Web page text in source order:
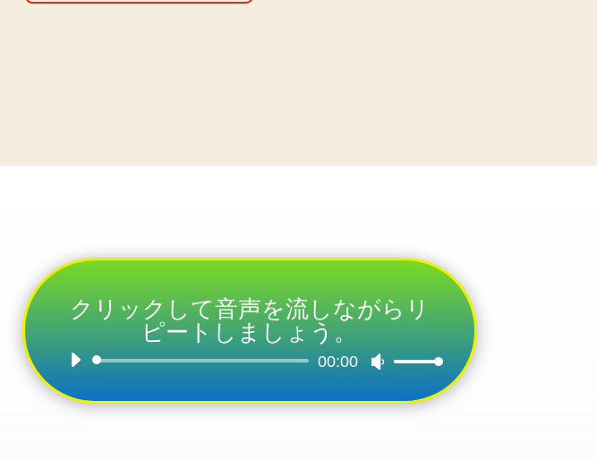
クリックして音声を流しながらリ
ピートしましょう。
Audio
00:00
Use
Arrow